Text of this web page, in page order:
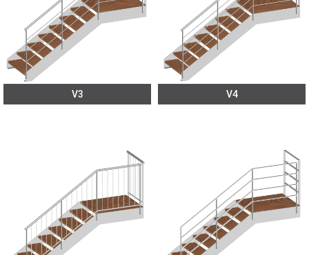
V3 V4